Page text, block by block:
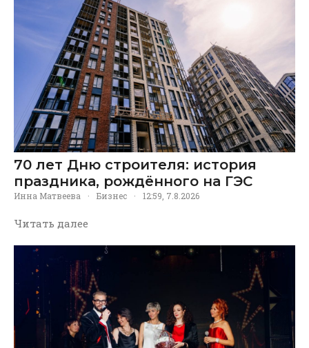
70 лет Дню строителя: история
праздника, рождённого на ГЭС
Инна Матвеева · Бизнес · 12:59, 7.8.2026
Читать далее